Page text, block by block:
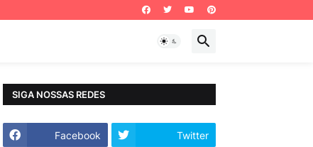
SIGA NOSSAS REDES
Facebook Twitter